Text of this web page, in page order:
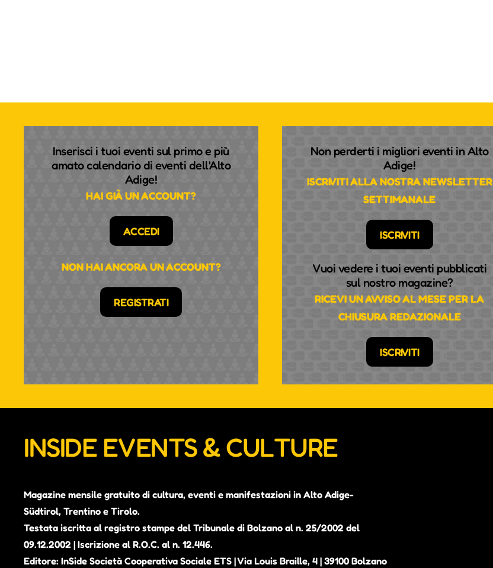
Inserisci i tuoi eventi sul primo e più
amato calendario di eventi dell'Alto
Adige!
HAI GIÀ UN ACCOUNT?
ACCEDI
NON HAI ANCORA UN ACCOUNT?
REGISTRATI
Non perderti i migliori eventi in Alto
Adige!
ISCRIVITI ALLA NOSTRA NEWSLETTER
SETTIMANALE
ISCRIVITI
Vuoi vedere i tuoi eventi pubblicati
sul nostro magazine?
RICEVI UN AVVISO AL MESE PER LA
CHIUSURA REDAZIONALE
ISCRIVITI
INSIDE EVENTS & CULTURE
Magazine mensile gratuito di cultura, eventi e manifestazioni in Alto Adige-
Südtirol, Trentino e Tirolo.
Testata iscritta al registro stampe del Tribunale di Bolzano al n. 25/2002 del
09.12.2002 | Iscrizione al R.O.C. al n. 12.446.
Editore: InSide Società Cooperativa Sociale ETS | Via Louis Braille, 4 | 39100 Bolzano